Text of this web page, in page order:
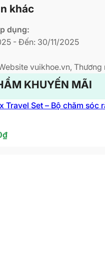
khác
dụng:
- Đến: 30/11/2025
vuikhoe.vn,
KHUYẾN MÃI
Travel Set – Bộ chăm sóc
₫